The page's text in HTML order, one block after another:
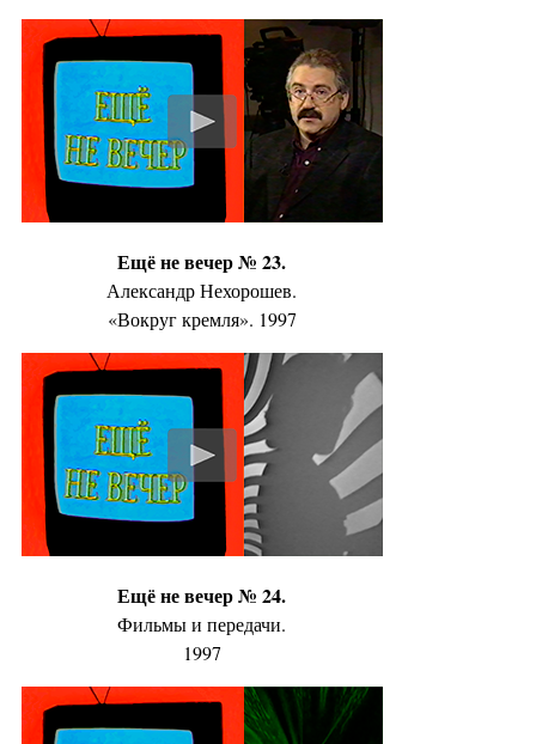
Ещё не вечер № 23.
Александр Нехорошев.
«Вокруг кремля». 1997
Ещё не вечер № 24.
Фильмы и передачи.
1997